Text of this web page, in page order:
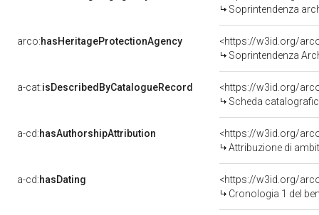
Soprintendenza
arco:hasHeritageProtectionAgency
<https://w3id.org/
Soprintendenza
a-cat:isDescribedByCatalogueRecord
<https://w3id.org/
Scheda
a-cd:hasAuthorshipAttribution
<https://w3id.org/
Attribuzione di
a-cd:hasDating
<https://w3id.org/
Cronologia 1 del